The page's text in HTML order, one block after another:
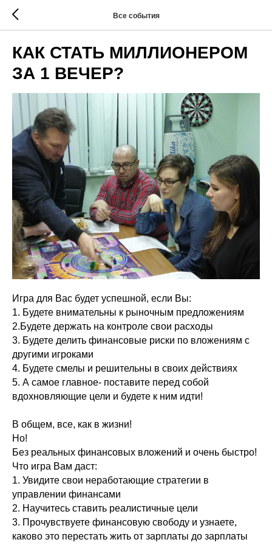
Все события
КАК СТАТЬ МИЛЛИОНЕРОМ
ЗА 1 ВЕЧЕР?
Игра для Вас будет успешной, если Вы:
1. Будете внимательны к рыночным предложениям
2.Будете держать на контроле свои расходы
3. Будете делить финансовые риски по вложениям с
другими игроками
4. Будете смелы и решительны в своих действиях
5. А самое главное- поставите перед собой
вдохновляющие цели и будете к ним идти!
В общем, все, как в жизни!
Но!
Без реальных финансовых вложений и очень быстро!
Что игра Вам даст:
1. Увидите свои неработающие стратегии в
управлении финансами
2. Научитесь ставить реалистичные цели
3. Прочувствуете финансовую свободу и узнаете,
каково это перестать жить от зарплаты до зарплаты